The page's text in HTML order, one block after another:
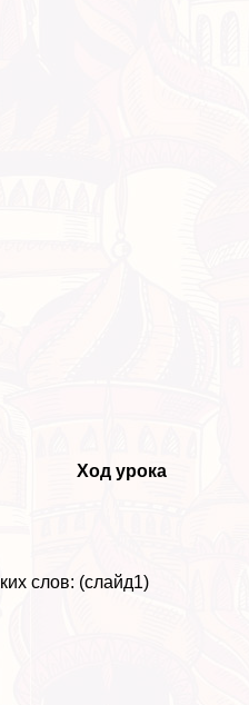
Ход урока
слов: (слайд1)